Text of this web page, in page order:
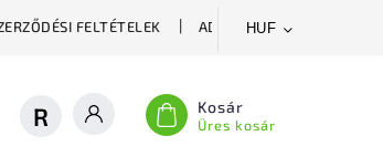
FELTÉTELEK ADATVÉDELMI
HUF
Kosár
Üres kosár